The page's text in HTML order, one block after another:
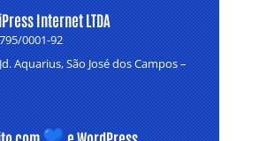
Internet LTDA
0001-92
Aquarius, São José dos Campos –
com e WordPress